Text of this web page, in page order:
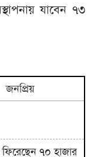
যাবেন ৭৩
জনপ্রিয়
৭০ হাজার